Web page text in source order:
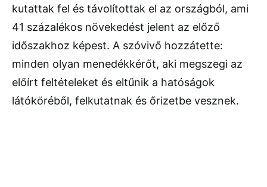
kutattak fel és távolítottak el az országból, ami
41 százalékos növekedést jelent az előző
időszakhoz képest. A szóvivő hozzátette:
minden olyan menedékkérőt, aki megszegi az
előírt feltételeket és eltűnik a hatóságok
látóköréből, felkutatnak és őrizetbe vesznek.